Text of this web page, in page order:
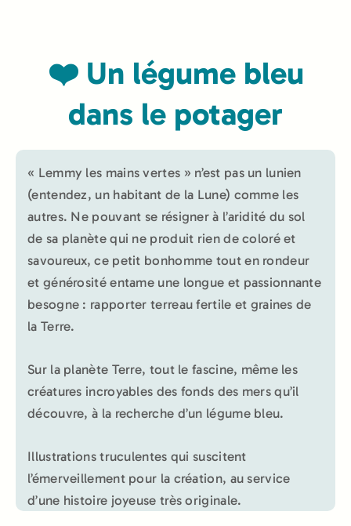
❤️ Un légume bleu
dans le potager
« Lemmy les mains vertes » n’est pas un lunien
(entendez, un habitant de la Lune) comme les
autres. Ne pouvant se résigner à l’aridité du sol
de sa planète qui ne produit rien de coloré et
savoureux, ce petit bonhomme tout en rondeur
et générosité entame une longue et passionnante
besogne : rapporter terreau fertile et graines de
la Terre.
Sur la planète Terre, tout le fascine, même les
créatures incroyables des fonds des mers qu’il
découvre, à la recherche d’un légume bleu.
Illustrations truculentes qui suscitent
l’émerveillement pour la création, au service
d’une histoire joyeuse très originale.